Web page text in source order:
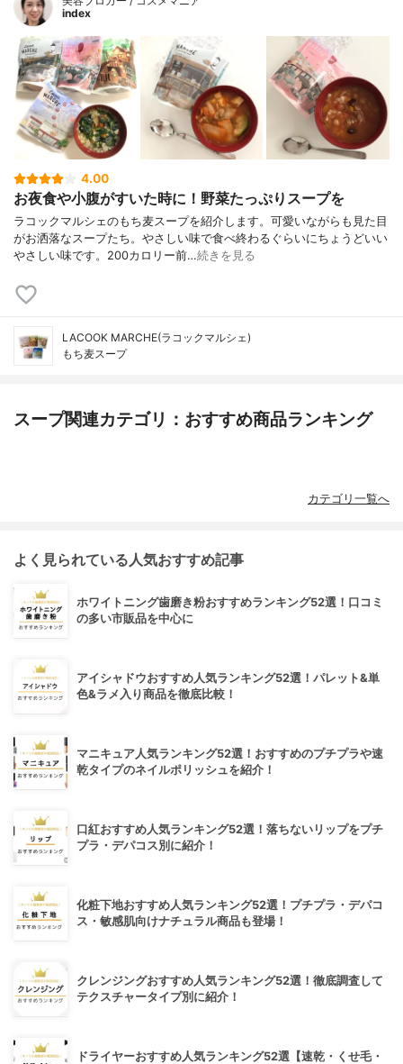
index
4.00
お夜食や小腹がすいた時に！野菜たっぷりスープを
ラコックマルシェのもち麦スープを紹介します。可愛いながらも見た目
がお洒落なスープたち。やさしい味で食べ終わるぐらいにちょうどいい
やさしい味です。200カロリー前…続きを見る
LACOOK MARCHE(ラコックマルシェ)
もち麦スープ
スープ関連カテゴリ：おすすめ商品ランキング
カテゴリ一覧へ
よく見られている人気おすすめ記事
ホワイトニング歯磨き粉おすすめランキング52選！口コミ
の多い市販品を中心に
アイシャドウおすすめ人気ランキング52選！パレット&単
色&ラメ入り商品を徹底比較！
マニキュア人気ランキング52選！おすすめのプチプラや速
乾タイプのネイルポリッシュを紹介！
口紅おすすめ人気ランキング52選！落ちないリップをプチ
プラ・デパコス別に紹介！
化粧下地おすすめ人気ランキング52選！プチプラ・デパコ
ス・敏感肌向けナチュラル商品も登場！
クレンジングおすすめ人気ランキング52選！徹底調査して
テクスチャータイプ別に紹介！
ドライヤーおすすめ人気ランキング52選【速乾・くせ毛・